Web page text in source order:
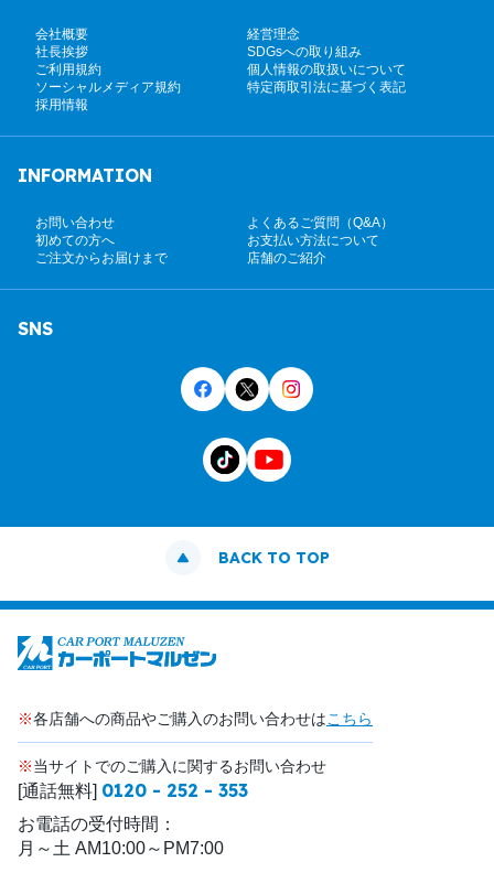
会社概要
経営理念
社長挨拶
SDGsへの取り組み
ご利用規約
個人情報の取扱いについて
ソーシャルメディア規約
特定商取引法に基づく表記
採用情報
INFORMATION
お問い合わせ
よくあるご質問（Q&A）
初めての方へ
お支払い方法について
ご注文からお届けまで
店舗のご紹介
SNS
BACK TO TOP
※各店舗への商品やご購入のお問い合わせはこちら
※当サイトでのご購入に関するお問い合わせ
[通話無料] 0120 - 252 - 353
お電話の受付時間：
月～土 AM10:00～PM7:00